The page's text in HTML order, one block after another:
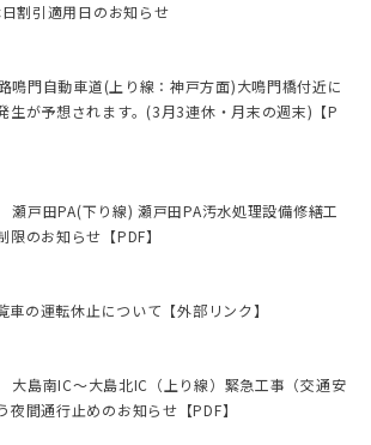
割引適用日のお知らせ
鳴門自動車道(上り線：神戸方面)大鳴門橋付近に
生が予想されます。(3月3連休・月末の週末)【P
戸田PA(下り線) 瀬戸田PA汚水処理設備修繕工
のお知らせ【PDF】
車の運転休止について【外部リンク】
島南IC～大島北IC（上り線）緊急工事（交通安
間通行止めのお知らせ【PDF】